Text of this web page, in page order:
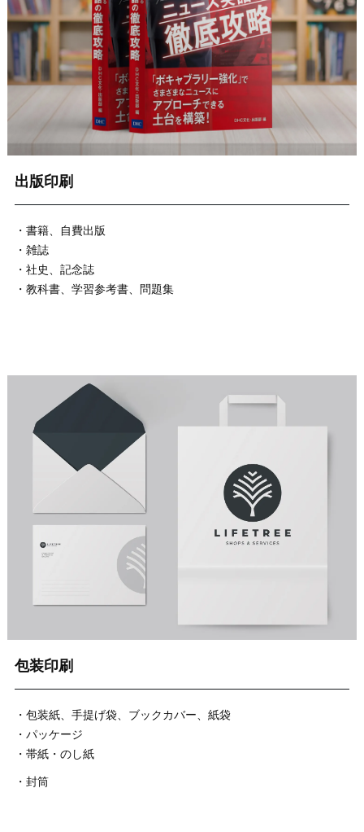
出版印刷
・書籍、自費出版
・雑誌
・社史、記念誌
・教科書、学習参考書、問題集
包装印刷
・包装紙、手提げ袋、ブックカバー、紙袋
・パッケージ
・帯紙・のし紙
・封筒